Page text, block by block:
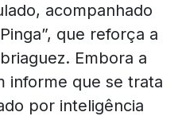
acompanhado
que reforça a
Embora a
informe que se trata
por inteligência